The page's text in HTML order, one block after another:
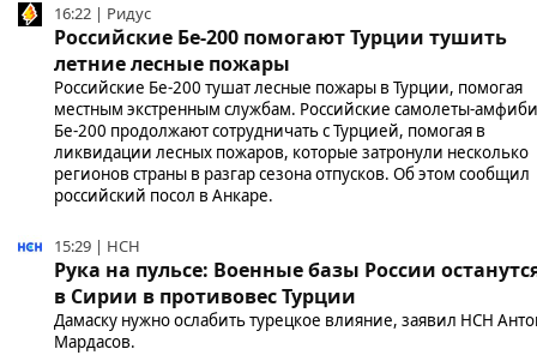
16:22 | Ридус
Российские Бе-200 помогают Турции тушить
летние лесные пожары
Российские Бе-200 тушат лесные пожары в Турции, помогая
местным экстренным службам. Российские самолеты-
Бе-200 продолжают сотрудничать с Турцией, помогая в
ликвидации лесных пожаров, которые затронули несколько
регионов страны в разгар сезона отпусков. Об этом сообщил
российский посол в Анкаре.
15:29 | НСН
Рука на пульсе: Военные базы России
в Сирии в противовес Турции
Дамаску нужно ослабить турецкое влияние, заявил НСН
Мардасов.